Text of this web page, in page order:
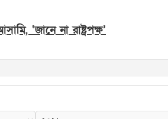
‘জানে না রাষ্ট্রপক্ষ’